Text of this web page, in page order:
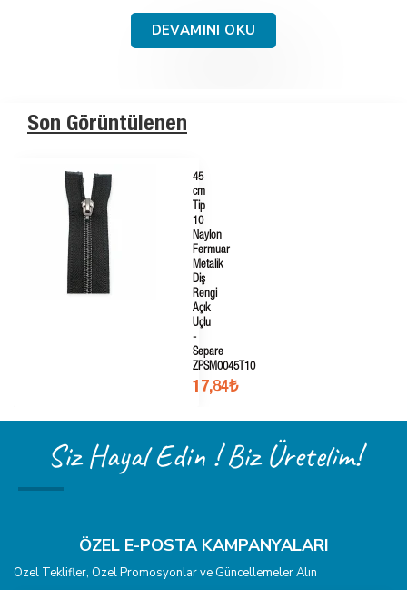
DEVAMINI OKU
Son Görüntülenen
45
cm
Tip
10
Naylon
Fermuar
Metalik
Diş
Rengi
Açık
Uçlu
-
Separe
ZPSM0045T10
17,84₺
Siz Hayal Edin ! Biz Üretelim!
ÖZEL E-POSTA KAMPANYALARI
Özel Teklifler, Özel Promosyonlar ve Güncellemeler Alın